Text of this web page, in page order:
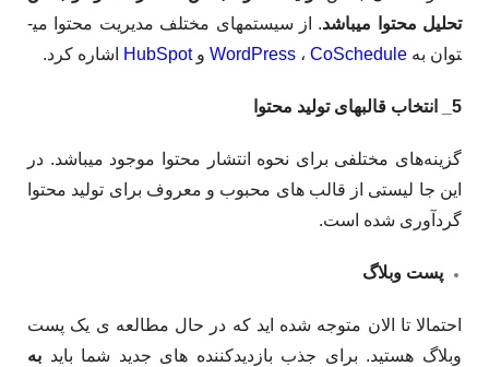
تحلیل محتوا می­باشد. از سیستم­های مختلف مدیریت محتوا می­
توان به
WordPress ، CoSchedule وHubSpot اشاره کرد.
5_ انتخاب قالب­های تولید محتوا
گزینه­‌های مختلفی برای نحوه انتشار محتوا موجود می­باشد. در
این جا لیستی از قالب­ های محبوب و معروف برای تولید محتوا
گردآوری شده است.
پست وبلاگ
احتمالا تا الان متوجه شده ­اید که در حال مطالعه­ ی یک پست
وبلاگ هستید. برای جذب بازدیدکننده­ های جدید شما باید به